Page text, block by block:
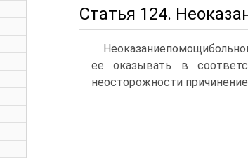
Статья 124.
ее оказывать в
неосторожности